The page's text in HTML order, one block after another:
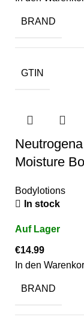
BRAND
GTIN
Moisture
Bodylotions
In stock
€14.99
In den
BRAND